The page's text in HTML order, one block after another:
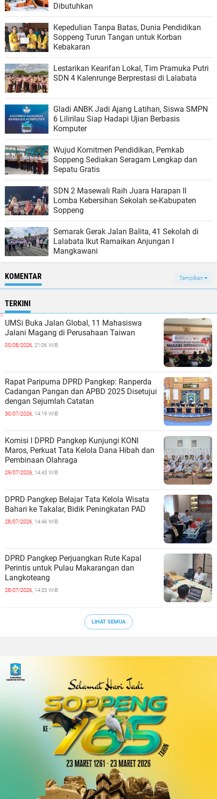
Dibutuhkan
Kepedulian Tanpa Batas, Dunia Pendidikan
Soppeng Turun Tangan untuk Korban
Kebakaran
Lestarikan Kearifan Lokal, Tim Pramuka Putri
SDN 4 Kalenrunge Berprestasi di Lalabata
Gladi ANBK Jadi Ajang Latihan, Siswa SMPN
6 Lilirilau Siap Hadapi Ujian Berbasis
Komputer
Wujud Komitmen Pendidikan, Pemkab
Soppeng Sediakan Seragam Lengkap dan
Sepatu Gratis
SDN 2 Masewali Raih Juara Harapan II
Lomba Kebersihan Sekolah se-Kabupaten
Soppeng
Semarak Gerak Jalan Balita, 41 Sekolah di
Lalabata Ikut Ramaikan Anjungan I
Mangkawani
KOMENTAR Tampilkan
TERKINI
UMSi Buka Jalan Global, 11 Mahasiswa
Jalani Magang di Perusahaan Taiwan
05/08/2026, 21:06 WIB
Rapat Paripurna DPRD Pangkep: Ranperda
Cadangan Pangan dan APBD 2025 Disetujui
dengan Sejumlah Catatan
30/07/2026, 14:19 WIB
Komisi I DPRD Pangkep Kunjungi KONI
Maros, Perkuat Tata Kelola Dana Hibah dan
Pembinaan Olahraga
29/07/2026, 14:43 WIB
DPRD Pangkep Belajar Tata Kelola Wisata
Bahari ke Takalar, Bidik Peningkatan PAD
28/07/2026, 14:46 WIB
DPRD Pangkep Perjuangkan Rute Kapal
Perintis untuk Pulau Makarangan dan
Langkoteang
28/07/2026, 14:33 WIB
LIHAT SEMUA